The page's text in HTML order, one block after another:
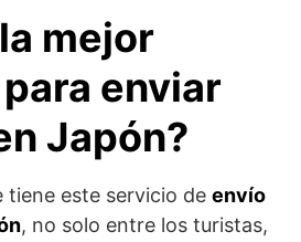
mejor
enviar
Japón?
tiene este servicio de envío
, no solo entre los turistas,